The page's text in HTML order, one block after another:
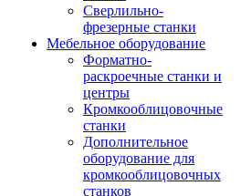
Сверлильно-
фрезерные станки
Мебельное оборудование
Форматно-
раскроечные станки и
центры
Кромкооблицовочные
станки
Дополнительное
оборудование для
кромкооблицовочных
станков